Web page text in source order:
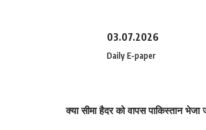
03.07.2026
Daily E-paper
क्या सीमा हैदर को वापस पाकिस्तान भेजा